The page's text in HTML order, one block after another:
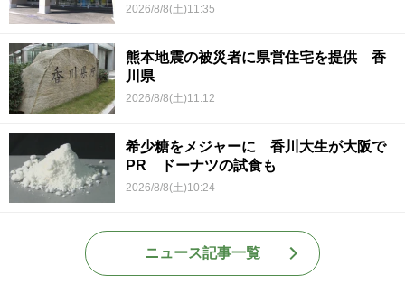
2026/8/8(土)11:35
熊本地震の被災者に県営住宅を提供 香
川県
2026/8/8(土)11:12
希少糖をメジャーに 香川大生が大阪で
PR ドーナツの試食も
2026/8/8(土)10:24
ニュース記事一覧